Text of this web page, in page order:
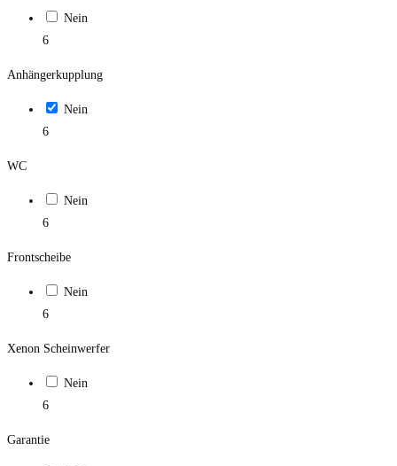
Nein
6
Anhängerkupplung
Nein
6
WC
Nein
6
Frontscheibe
Nein
6
Xenon Scheinwerfer
Nein
6
Garantie